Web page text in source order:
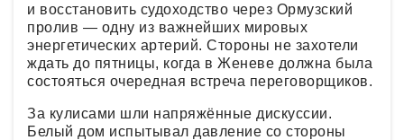
и восстановить судоходство через Ормузский
пролив — одну из важнейших мировых
энергетических артерий. Стороны не захотели
ждать до пятницы, когда в Женеве должна была
состояться очередная встреча переговорщиков.
За кулисами шли напряжённые дискуссии.
Белый дом испытывал давление со стороны